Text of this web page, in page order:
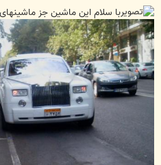
ت با سلام این ماشین جز